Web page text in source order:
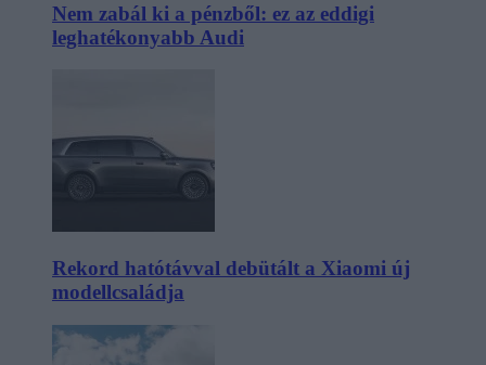
Nem zabál ki a pénzből: ez az eddigi
leghatékonyabb Audi
Rekord hatótávval debütált a Xiaomi új
modellcsaládja